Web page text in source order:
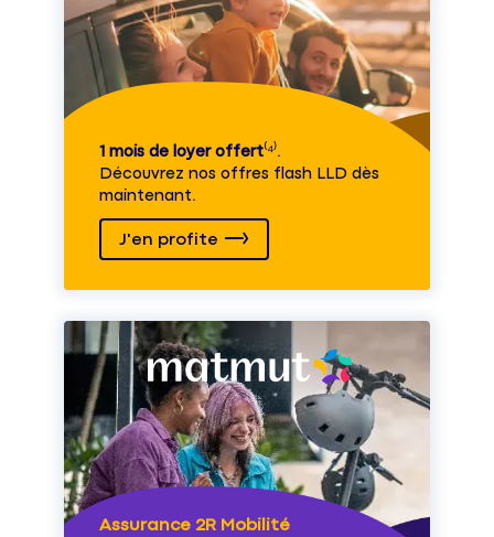
1 mois de loyer offert⁽⁴⁾.
Découvrez nos offres flash LLD dès
maintenant.
J'en profite
Assurance 2R Mobilité